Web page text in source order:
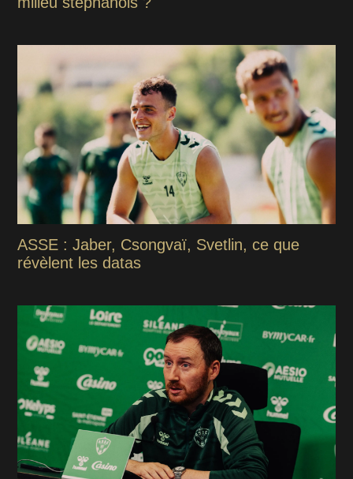
ASSE : Jaber, Csongvaï, Svetlin, ce que
révèlent les datas